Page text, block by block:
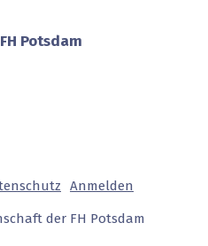
Potsdam
Anmelden
der FH Potsdam